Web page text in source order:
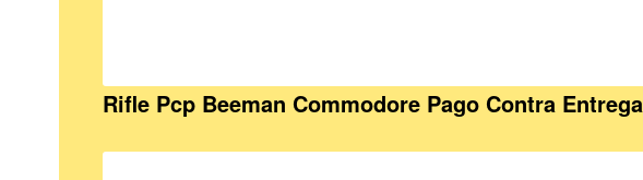
Rifle Pcp Beeman Commodore Pago Contra Entrega